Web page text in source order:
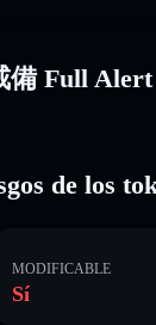
備 Full Alert
de los
MODIFICABLE
Sí